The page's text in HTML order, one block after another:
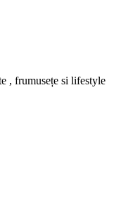
, frumusețe si lifestyle